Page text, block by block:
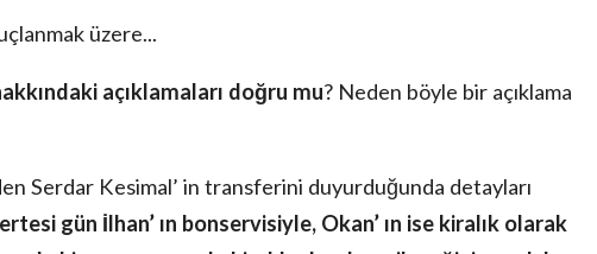
üzere...
açıklamaları doğru mu? Neden böyle bir açıklama
Serdar Kesimal’ in transferini duyurduğunda detayları
gün İlhan’ ın bonservisiyle, Okan’ ın ise kiralık olarak